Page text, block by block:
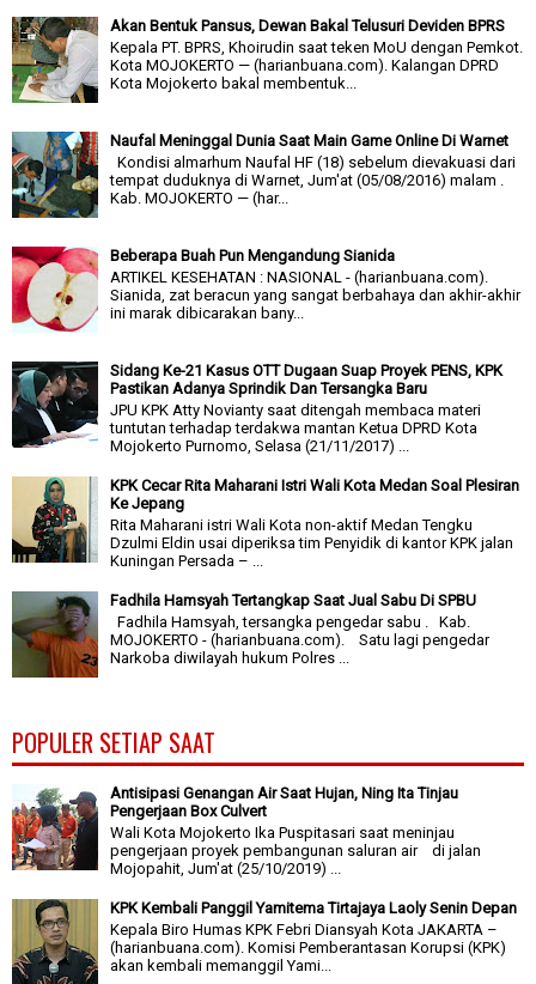
Akan Bentuk Pansus, Dewan Bakal Telusuri Deviden BPRS
Kepala PT. BPRS, Khoirudin saat teken MoU dengan Pemkot.
Kota MOJOKERTO — (harianbuana.com). Kalangan DPRD
Kota Mojokerto bakal membentuk...
Naufal Meninggal Dunia Saat Main Game Online Di Warnet
Kondisi almarhum Naufal HF (18) sebelum dievakuasi dari
tempat duduknya di Warnet, Jum'at (05/08/2016) malam .
Kab. MOJOKERTO — (har...
Beberapa Buah Pun Mengandung Sianida
ARTIKEL KESEHATAN : NASIONAL - (harianbuana.com).
Sianida, zat beracun yang sangat berbahaya dan akhir-akhir
ini marak dibicarakan bany...
Sidang Ke-21 Kasus OTT Dugaan Suap Proyek PENS, KPK
Pastikan Adanya Sprindik Dan Tersangka Baru
JPU KPK Atty Novianty saat ditengah membaca materi
tuntutan terhadap terdakwa mantan Ketua DPRD Kota
Mojokerto Purnomo, Selasa (21/11/2017) ...
KPK Cecar Rita Maharani Istri Wali Kota Medan Soal Plesiran
Ke Jepang
Rita Maharani istri Wali Kota non-aktif Medan Tengku
Dzulmi Eldin usai diperiksa tim Penyidik di kantor KPK jalan
Kuningan Persada – ...
Fadhila Hamsyah Tertangkap Saat Jual Sabu Di SPBU
Fadhila Hamsyah, tersangka pengedar sabu . Kab.
MOJOKERTO - (harianbuana.com). Satu lagi pengedar
Narkoba diwilayah hukum Polres ...
POPULER SETIAP SAAT
Antisipasi Genangan Air Saat Hujan, Ning Ita Tinjau
Pengerjaan Box Culvert
Wali Kota Mojokerto Ika Puspitasari saat meninjau
pengerjaan proyek pembangunan saluran air di jalan
Mojopahit, Jum'at (25/10/2019) ...
KPK Kembali Panggil Yamitema Tirtajaya Laoly Senin Depan
Kepala Biro Humas KPK Febri Diansyah Kota JAKARTA –
(harianbuana.com). Komisi Pemberantasan Korupsi (KPK)
akan kembali memanggil Yami...